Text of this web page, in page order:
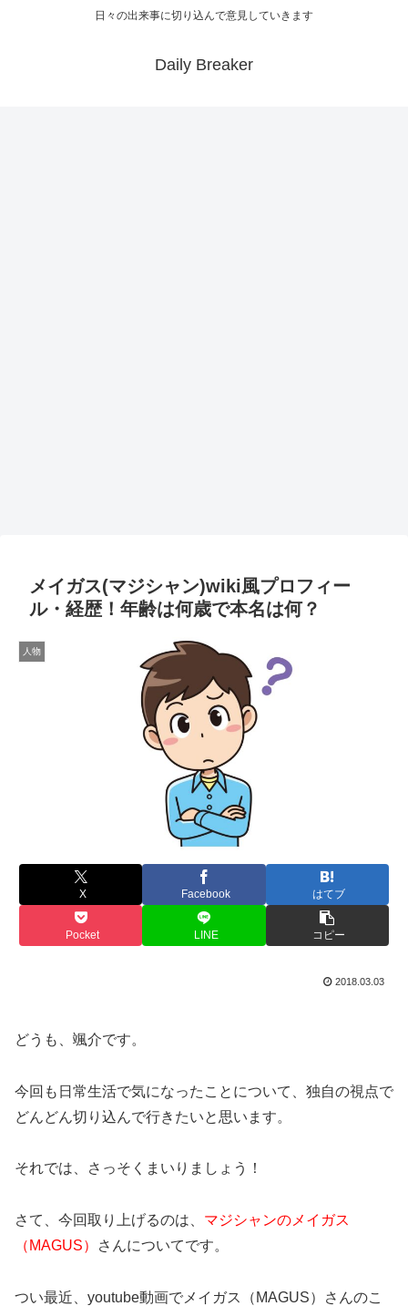
日々の出来事に切り込んで意見していきます
Daily Breaker
メイガス(マジシャン)wiki風プロフィー
ル・経歴！年齢は何歳で本名は何？
人物
X Facebook はてブ
Pocket LINE コピー
2018.03.03
どうも、颯介です。
今回も日常生活で気になったことについて、独自の視点で
どんどん切り込んで行きたいと思います。
それでは、さっそくまいりましょう！
さて、今回取り上げるのは、 マジシャンのメイガス
（MAGUS）
さんについてです。
つい最近、youtube動画でメイガス（MAGUS）さんのこ